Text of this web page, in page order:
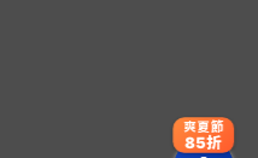
爽夏節
85折